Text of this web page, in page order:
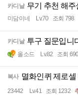
카디날 무기 추천 해
미담이네 Lv.70 조회 798
카디날 투구 질문입니
올소드 Lv.82 조회
복사 멸화인퀴 제로
23442 Lv.41 조회 1232